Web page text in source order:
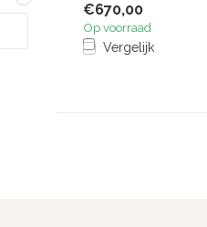
€670,00
Op voorraad
Vergelijk